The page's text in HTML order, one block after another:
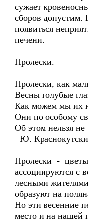
сужает
сборов допустим.
появиться
печени.
Пролески.
Пролески, как
Весны голубые
Как можем мы их
Они по особому
Об этом
Ю.
Пролески -
ассоциируются с
лесными
образуют на
Но эти весенние
место и на нашей